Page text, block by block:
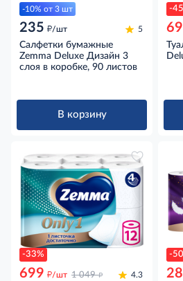
-10% от 3 шт
235 д/шт 5
Салфетки бумажные
Zemma Deluxe Дизайн 3
слоя в коробке, 90 листов
В корзину
-
-33%
699 д/шт 1 049 д 4.3
-